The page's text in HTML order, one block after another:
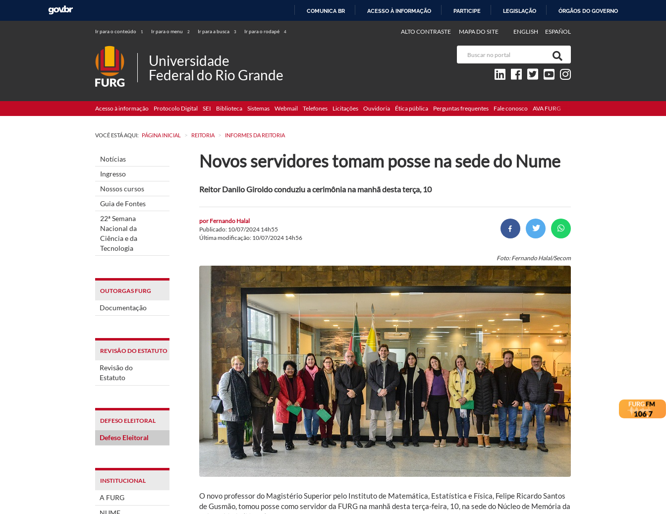
COMUNICA BR ACESSO À INFORMAÇÃO PARTICIPE LEGISLAÇÃO ÓRGÃOS DO GOVERNO
Ir para o conteúdo 1 Ir para o menu 2 Ir para a busca 3 Ir para o rodapé 4 ENGLISH ESPAÑOL
ALTO CONTRASTE MAPA DO SITE
Universidade
Federal do Rio Grande
Acesso à informação Protocolo Digital SEI Biblioteca Sistemas Webmail Telefones Licitações Ouvidoria Ética pública Perguntas frequentes Fale conosco AVA FURG
VOCÊ ESTÁ AQUI: PÁGINA INICIAL > REITORIA > INFORMES DA REITORIA
Notícias
Ingresso
Nossos cursos
Guia de Fontes
22ª Semana
Nacional da
Ciência e da
Tecnologia
OUTORGAS FURG
Documentação
REVISÃO DO ESTATUTO
Revisão do
Estatuto
DEFESO ELEITORAL
Defeso Eleitoral
INSTITUCIONAL
A FURG
Novos servidores tomam posse na sede do Nume
Reitor Danilo Giroldo conduziu a cerimônia na manhã desta terça, 10
por Fernando Halal
Publicado: 10/07/2024 14h55
Última modificação: 10/07/2024 14h56
Foto: Fernando Halal/Secom
O novo professor do Magistério Superior pelo Instituto de Matemática, Estatística e Física, Felipe Ricardo Santos
de Gusmão, tomou posse como servidor da FURG na manhã desta terça-feira, 10, na sede do Núcleo de Memória da